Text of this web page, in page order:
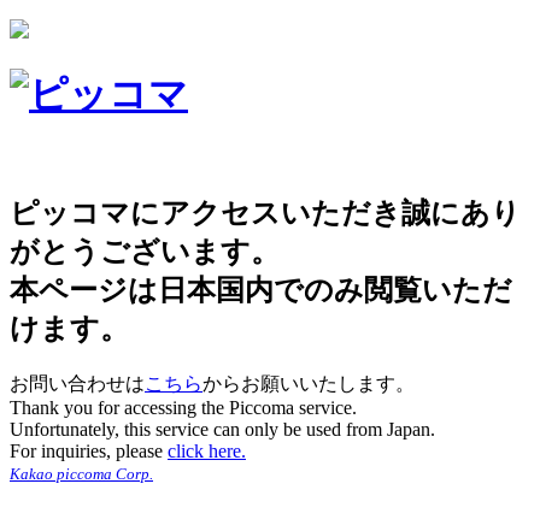
ピッコマにアクセスいただき誠にあり
がとうございます。
本ページは日本国内でのみ閲覧いただ
けます。
お問い合わせはこちらからお願いいたします。
Thank you for accessing the Piccoma service.
Unfortunately, this service can only be used from Japan.
For inquiries, please click here.
Kakao piccoma Corp.